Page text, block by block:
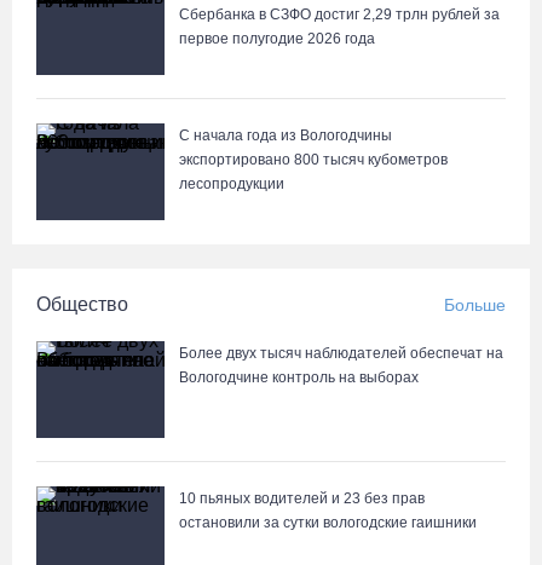
Сбербанка в СЗФО достиг 2,29 трлн рублей за
первое полугодие 2026 года
С начала года из Вологодчины
экспортировано 800 тысяч кубометров
лесопродукции
Общество Больше
Более двух тысяч наблюдателей обеспечат на
Вологодчине контроль на выборах
10 пьяных водителей и 23 без прав
остановили за сутки вологодские гаишники